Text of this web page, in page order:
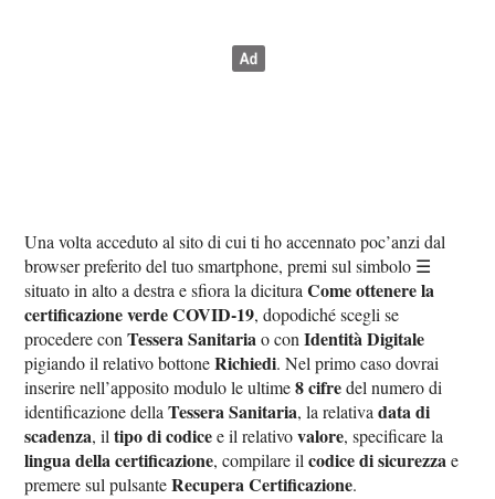
Una volta acceduto al sito di cui ti ho accennato poc’anzi dal
browser preferito del tuo smartphone, premi sul simbolo ☰
situato in alto a destra e sfiora la dicituraCome ottenere la
certificazione verde COVID-19, dopodiché scegli se
procedere conTessera Sanitariao conIdentità Digitale
pigiando il relativo bottoneRichiedi. Nel primo caso dovrai
inserire nell’apposito modulo le ultime8 cifredel numero di
identificazione dellaTessera Sanitaria, la relativadata di
scadenza, iltipo di codicee il relativovalore, specificare la
lingua della certificazione, compilare ilcodice di sicurezzae
premere sul pulsanteRecupera Certificazione.